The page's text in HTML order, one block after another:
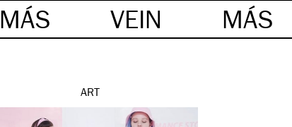
MÁS VEIN MÁS
ART